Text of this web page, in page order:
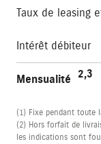
Taux de leasing
Intérêt débiteur
Mensualité 2,3
(1) Fixe pendant toute
(2) Hors forfait de
les indications sont